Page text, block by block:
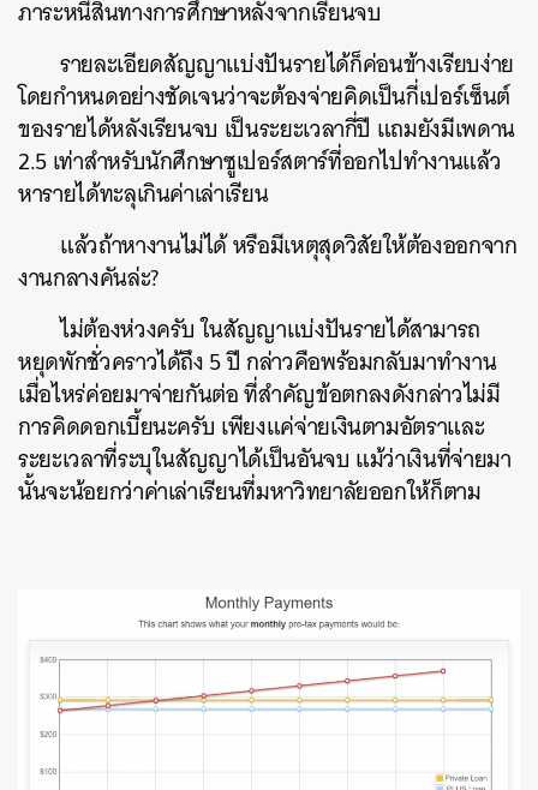
ภาระหนี้สินทางการศึกษาหลังจากเรียนจบ
รายละเอียดสัญญาแบ่งปันรายได้ก็ค่อนข้างเรียบง่าย
โดยกำหนดอย่างชัดเจนว่าจะต้องจ่ายคิดเป็นกี่เปอร์เซ็นต์
ของรายได้หลังเรียนจบ เป็นระยะเวลากี่ปี แถมยังมีเพดาน
2.5 เท่าสำหรับนักศึกษาซูเปอร์สตาร์ที่ออกไปทำงานแล้ว
หารายได้ทะลุเกินค่าเล่าเรียน
แล้วถ้าหางานไม่ได้ หรือมีเหตุสุดวิสัยให้ต้องออกจาก
งานกลางคันล่ะ?
ไม่ต้องห่วงครับ ในสัญญาแบ่งปันรายได้สามารถ
หยุดพักชั่วคราวได้ถึง 5 ปี กล่าวคือพร้อมกลับมาทำงาน
เมื่อไหร่ค่อยมาจ่ายกันต่อ ที่สำคัญข้อตกลงดังกล่าวไม่มี
การคิดดอกเบี้ยนะครับ เพียงแค่จ่ายเงินตามอัตราและ
ระยะเวลาที่ระบุในสัญญาได้เป็นอันจบ แม้ว่าเงินที่จ่ายมา
นั้นจะน้อยกว่าค่าเล่าเรียนที่มหาวิทยาลัยออกให้ก็ตาม